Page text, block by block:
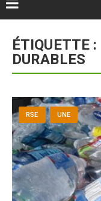
content
ÉTIQUETTE :
DURABLES
RSE UNE